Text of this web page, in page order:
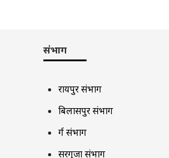
संभाग
रायपुर संभाग
बिलासपुर संभाग
दुर्ग संभाग
सरगुजा संभाग